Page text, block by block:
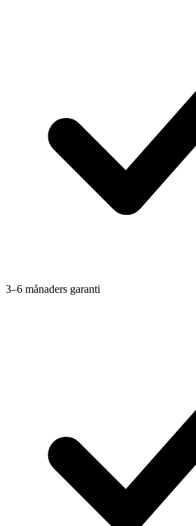
3–6 månaders garanti